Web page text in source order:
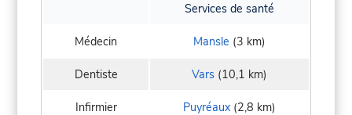
Services de santé
Médecin Mansle (3 km)
Dentiste Vars (10,1 km)
Infirmier Puyréaux (2,8 km)